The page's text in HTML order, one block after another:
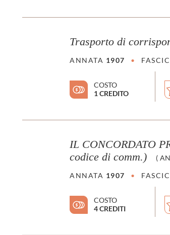
Trasporto di
ANNATA 1907 •
COSTO
1 CREDITO
IL CONCORDATO
codice di comm.)
(
ANNATA 1907 •
COSTO
4 CREDITI